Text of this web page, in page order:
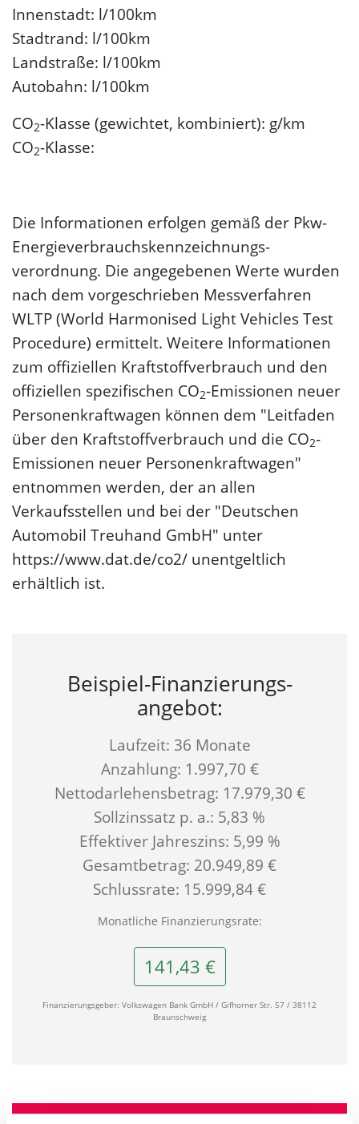
Innenstadt: l/100km
Stadtrand: l/100km
Landstraße: l/100km
Autobahn: l/100km
CO2-Klasse (gewichtet, kombiniert): g/km
CO2-Klasse:
Die Informationen erfolgen gemäß der Pkw-
Energie­verbrauchs­kennzeichnungs­
verordnung. Die angegebenen Werte wurden
nach dem vorgeschrieben Messverfahren
WLTP (World Harmonised Light Vehicles Test
Procedure) ermittelt. Weitere Informationen
zum offiziellen Kraftstoffverbrauch und den
offiziellen spezifischen CO2-Emissionen neuer
Personenkraftwagen können dem "Leitfaden
über den Kraftstoffverbrauch und die CO2-
Emissionen neuer Personenkraftwagen"
entnommen werden, der an allen
Verkaufsstellen und bei der "Deutschen
Automobil Treuhand GmbH" unter
https://www.dat.de/co2/ unentgeltlich
erhältlich ist.
Beispiel-Finanzierungs­
angebot:
Laufzeit: 36 Monate
Anzahlung: 1.997,70 €
Nettodarlehensbetrag: 17.979,30 €
Sollzinssatz p. a.: 5,83 %
Effektiver Jahreszins: 5,99 %
Gesamtbetrag: 20.949,89 €
Schlussrate: 15.999,84 €
Monatliche Finanzierungsrate:
141,43 €
Finanzierungsgeber: Volkswagen Bank GmbH / Gifhorner Str. 57 / 38112
Braunschweig